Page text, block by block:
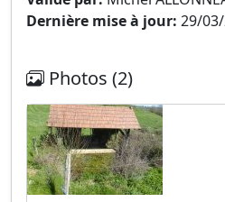
Dernière mise à jour: 29/
Photos (2)